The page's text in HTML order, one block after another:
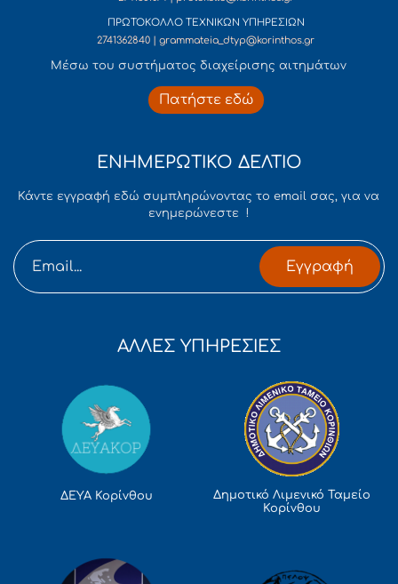
ΠΡΩΤΟΚΟΛΛΟ ΤΕΧΝΙΚΩΝ ΥΠΗΡΕΣΙΩΝ
2741362840 | grammateia_dtyp@korinthos.gr
Mέσω του συστήματος διαχείρισης αιτημάτων
Πατήστε εδώ
ΕΝΗΜΕΡΩΤΙΚΟ ΔΕΛΤΙΟ
Κάντε εγγραφή εδώ συμπληρώνοντας το email σας, για να
ενημερώνεστε !
Εγγραφή
ΑΛΛΕΣ ΥΠΗΡΕΣΙΕΣ
ΔΕΥΑ Κορίνθου
Δημοτικό Λιμενικό Ταμείο
Κορίνθου